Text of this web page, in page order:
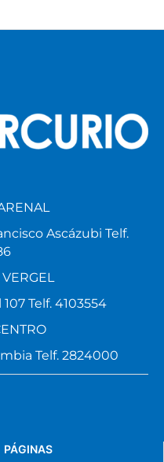
PÁGINAS
Ascázubi Telf.
107 Telf. 4103554
Telf. 2824000